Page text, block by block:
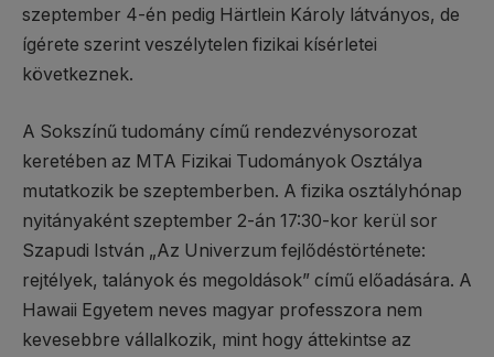
szeptember 4-én pedig Härtlein Károly látványos, de
ígérete szerint veszélytelen fizikai kísérletei
következnek.
A Sokszínű tudomány című rendezvénysorozat
keretében az MTA Fizikai Tudományok Osztálya
mutatkozik be szeptemberben. A fizika osztályhónap
nyitányaként szeptember 2-án 17:30-kor kerül sor
Szapudi István „Az Univerzum fejlődéstörténete:
rejtélyek, talányok és megoldások” című előadására. A
Hawaii Egyetem neves magyar professzora nem
kevesebbre vállalkozik, mint hogy áttekintse az